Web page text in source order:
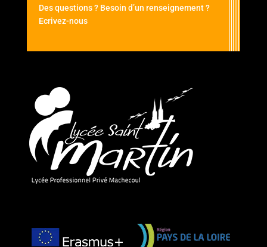
Des questions ? Besoin d’un renseignement ?
Ecrivez-nous